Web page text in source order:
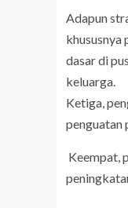
Adapun
khususnya
dasar di
keluarga.
Ketiga,
penguatan
Keempat,